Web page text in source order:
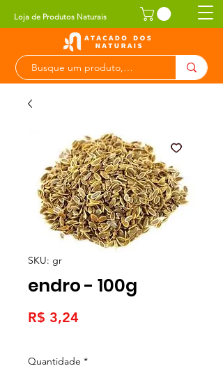
Loja de Produtos Naturais
SKU: gr
endro - 100g
R$ 3,24Preço
Quantidade *